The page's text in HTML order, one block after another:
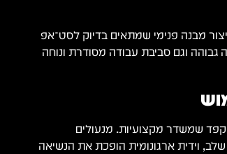
מבנה פנימי שמתאים בדיוק לסט־אפ
וגם סביבת עבודה מסודרת ונוחה
שמשדר מקצועיות. מנעולים
וידית ארגונומית הופכת את הנשיאה